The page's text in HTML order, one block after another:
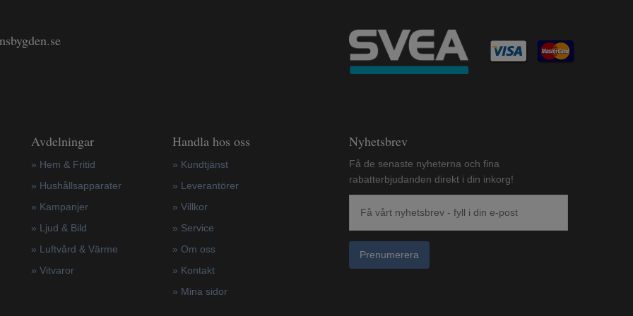
Avdelningar
» Hem & Fritid
» Hushållsapparater
» Kampanjer
» Ljud & Bild
» Luftvård & Värme
» Vitvaror
Handla hos oss
» Kundtjänst
» Leverantörer
» Villkor
» Service
» Om oss
» Kontakt
» Mina sidor
Nyhetsbrev
Få de senaste nyheterna och fina
rabatterbjudanden direkt i din inkorg!
Prenumerera